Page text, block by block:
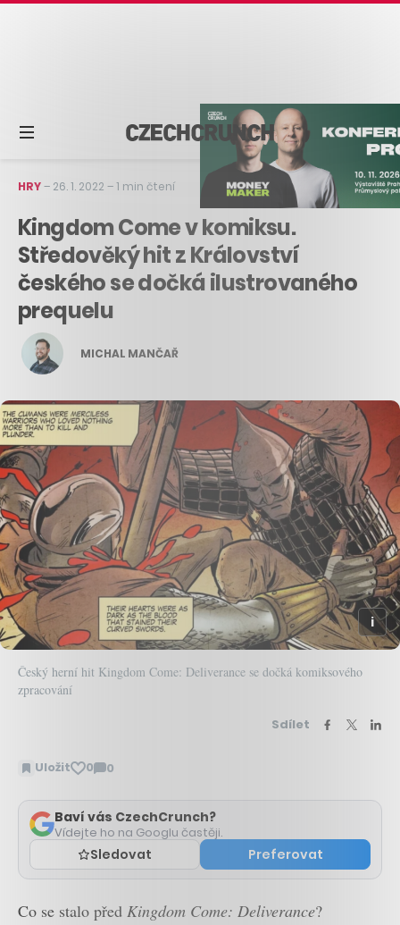
HRY– 26. 1. 2022 –1 min čtení
Kingdom Come v komiksu.
Středověký hit z Království
českého se dočká ilustrovaného
prequelu
MICHAL MANČAŘ
Český herní hit Kingdom Come: Deliverance se dočká komiksového
zpracování
Sdílet
Uložit 0 0
Zobrazit
Baví vás CzechCrunch?
Vídejte ho na Googlu častěji.
Sledovat Preferovat
Co se stalo před Kingdom Come: Deliverance?